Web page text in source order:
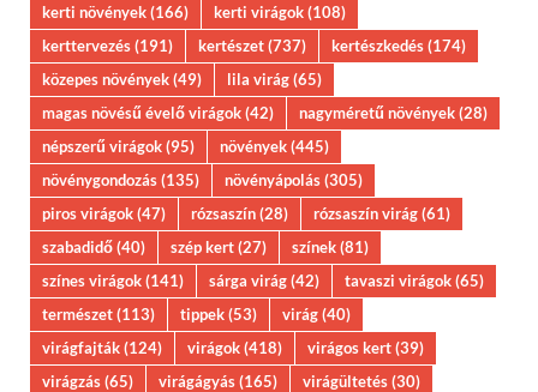
kerti növények(166) kerti virágok(108)
kerttervezés(191) kertészet(737) kertészkedés(174)
közepes növények(49) lila virág(65)
magas növésű évelő virágok(42) nagyméretű növények(28)
népszerű virágok(95) növények(445)
növénygondozás(135) növényápolás(305)
piros virágok(47) rózsaszín(28) rózsaszín virág(61)
szabadidő(40) szép kert(27) színek(81)
színes virágok(141) sárga virág(42) tavaszi virágok(65)
természet(113) tippek(53) virág(40)
virágfajták(124) virágok(418) virágos kert(39)
virágzás(65) virágágyás(165) virágültetés(30)